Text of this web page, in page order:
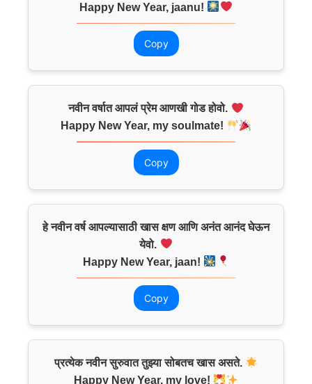
Happy New Year, jaanu!
Copy
नवीन वर्षात आपलं प्रेम आणखी गोड होवो.
Happy New Year, my soulmate!
Copy
हे नवीन वर्ष आपल्यासाठी खास क्षण आणि अनंत आनंद घेऊन
येवो.
Happy New Year, jaan!
Copy
प्रत्येक नवीन सुरुवात तुझ्या सोबतच खास असते.
Happy New Year, my love!